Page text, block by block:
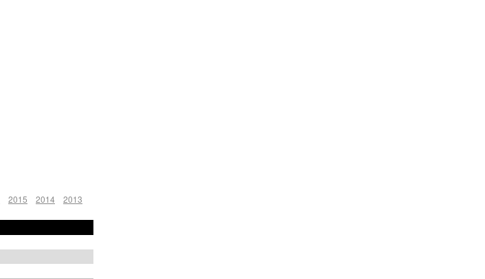
2015 2014
2013